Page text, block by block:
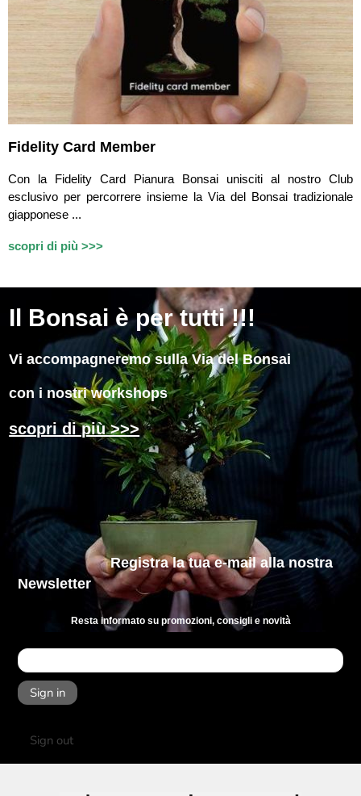
Fidelity Card Member
Con la Fidelity Card Pianura Bonsai unisciti al nostro Club
esclusivo per percorrere insieme la Via del Bonsai tradizionale
giapponese ...
scopri di più >>>
Il Bonsai è per tutti !!!
Vi accompagneremo sulla Via del Bonsai
con i nostri workshops
scopri di più >>>
Registra la tua e-mailalla nostra
Newsletter
Resta informato su promozioni, consigli e novità
Sign in
Sign out